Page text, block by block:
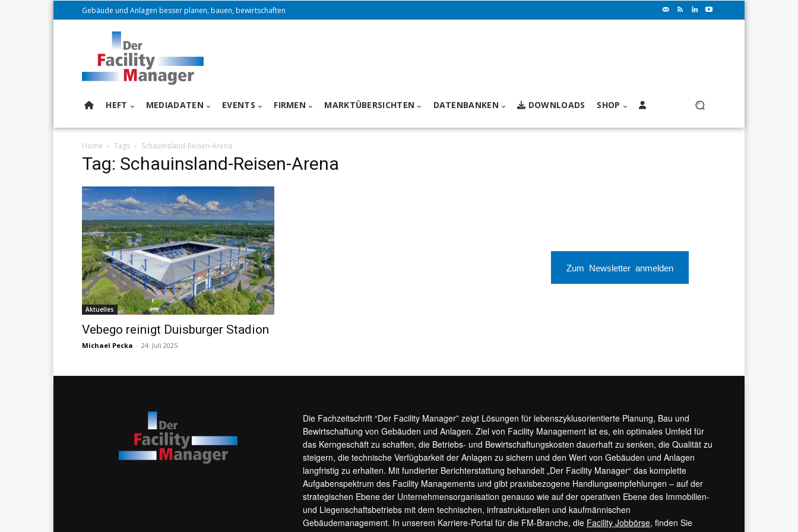
Gebäude und Anlagen besser planen, bauen, bewirtschaften
HEFT MEDIADATEN EVENTS FIRMEN MARKTÜBERSICHTEN DATENBANKEN DOWNLOADS SHOP
Home Tags Schauinsland-Reisen-Arena
Tag: Schauinsland-Reisen-Arena
Aktuelles
Vebego reinigt Duisburger Stadion
Michael Pecka - 24. Juli 2025
Zum Newsletter anmelden
Die Fachzeitschrift “Der Facility Manager” zeigt Lösungen für lebenszyklusorientierte Planung, Bau und
Bewirtschaftung von Gebäuden und Anlagen. Ziel von Facility Management ist es, ein optimales Umfeld für
das Kerngeschäft zu schaffen, die Betriebs- und Bewirtschaftungskosten dauerhaft zu senken, die Qualität zu
steigern, die technische Verfügbarkeit der Anlagen zu sichern und den Wert von Gebäuden und Anlagen
langfristig zu erhalten. Mit fundierter Berichterstattung behandelt „Der Facility Manager“ das komplette
Aufgabenspektrum des Facility Managements und gibt praxisbezogene Handlungsempfehlungen – auf der
strategischen Ebene der Unternehmensorganisation genauso wie auf der operativen Ebene des Immobilien-
und Liegenschaftsbetriebs mit dem technischen, infrastrukturellen und kaufmännischen
Gebäudemanagement. In unserem Karriere-Portal für die FM-Branche, die Facility Jobbörse, finden Sie